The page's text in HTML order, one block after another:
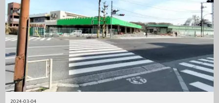
2024-03-04